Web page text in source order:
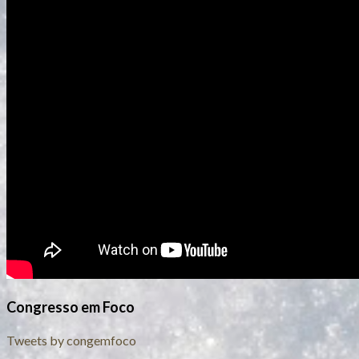
Congresso em Foco
Tweets by congemfoco